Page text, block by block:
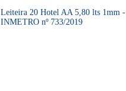
Leiteira 20 Hotel AA 5,80 lts 1mm -
INMETRO nº 733/2019